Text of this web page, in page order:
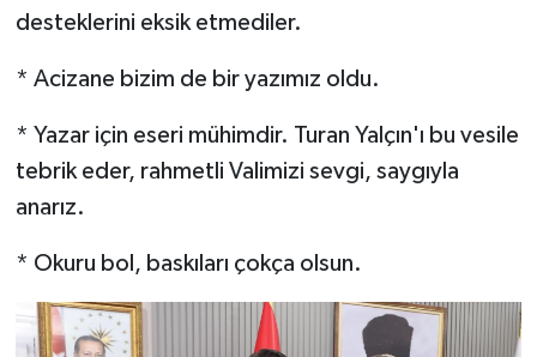
desteklerini eksik etmediler.
* Acizane bizim de bir yazımız oldu.
* Yazar için eseri mühimdir. Turan Yalçın'ı bu vesile
tebrik eder, rahmetli Valimizi sevgi, saygıyla
anarız.
* Okuru bol, baskıları çokça olsun.